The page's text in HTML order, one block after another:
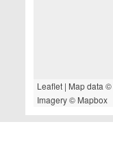
Leaflet| Map data ©
Imagery © Mapbox